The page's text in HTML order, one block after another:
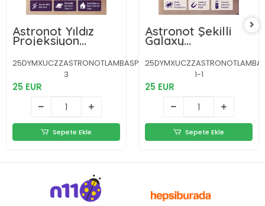
Astronot Yıldız
Projeksiyon
Lambası 8 Efektli
Uzaktan
Kumandalı Gece
25DYMXUCZZASTRONOTLAMBASPEAKERLI-
3
25 EUR
Sepete Ekle
Astronot Şekilli
Galaxy
Projeksiyon
Lambası Nebula
Efektli Dekoratif
1-1
25 EUR
Sepete Ekle